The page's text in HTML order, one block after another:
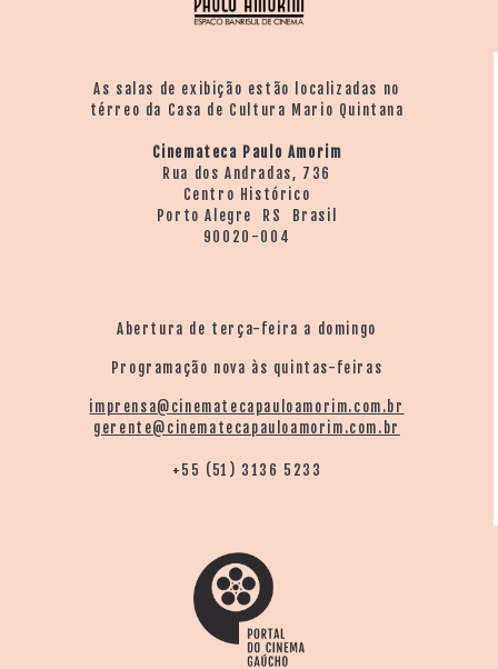
As salas de exibição estão localizadas no
térreo da Casa de Cultura Mario Quintana
Cinemateca Paulo Amorim
Rua dos Andradas, 736
Centro Histórico
Porto Alegre RS Brasil
90020-004
Abertura de terça-feira a domingo
Programação nova às quintas-feiras
imprensa@cinematecapauloamorim.com.br
gerente@cinematecapauloamorim.com.br
+55 (51) 3136 5233